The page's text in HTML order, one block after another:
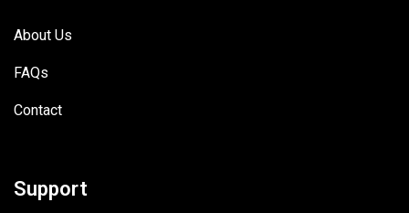
About Us
FAQs
Contact
Support